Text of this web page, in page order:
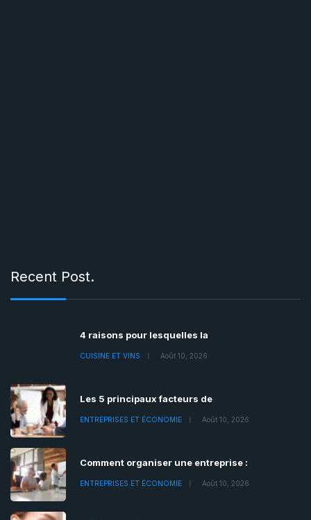
Recent Post.
4 raisons pour lesquelles la
CUISINE ET VINS Août 10, 2026
Les 5 principaux facteurs de
ENTREPRISES ET ÉCONOMIE Août 10, 2026
Comment organiser une entreprise :
ENTREPRISES ET ÉCONOMIE Août 10, 2026